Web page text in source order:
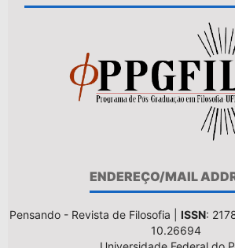
ENDEREÇO/MAIL
Pensando - Revista de Filosofia | ISSN:
10.26694